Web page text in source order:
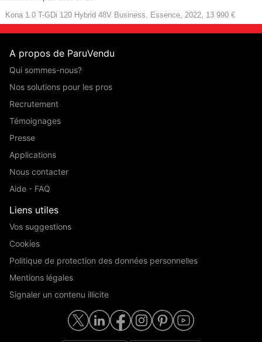
Kona 1.0 T-GDi 120 Hybrid 48V Business, Essence, 2022, 13 990 €
A propos de ParuVendu
Qui sommes-nous?
Nos solutions pour les pros
Recrutement
Témoignages
Presse
Applications
Nous contacter
Aide - FAQ
Liens utiles
Vos suggestions
Cookies
Politique de protection des données personnelles
Mentions légales
Signaler un contenu illicite